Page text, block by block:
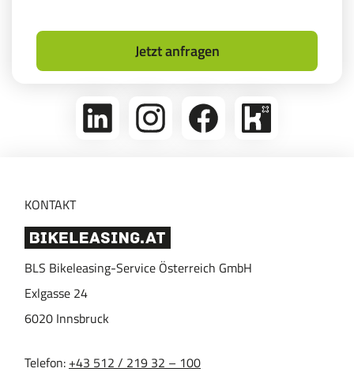
Jetzt anfragen
linkedin
Folge
uns
Folge
uns
Bikeleasing
auf
KONTAKT
BLS Bikeleasing-Service Österreich GmbH
Exlgasse 24
6020 Innsbruck
Telefon: +43 512 / 219 32 – 100